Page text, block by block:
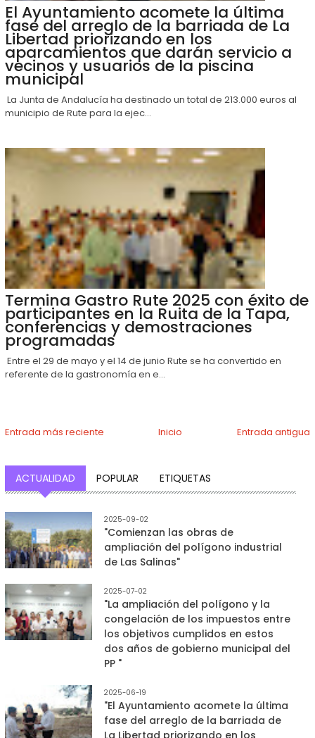
El Ayuntamiento acomete la última
fase del arreglo de la barriada de La
Libertad priorizando en los
aparcamientos que darán servicio a
vecinos y usuarios de la piscina
municipal
La Junta de Andalucía ha destinado un total de 213.000 euros al
municipio de Rute para la ejec...
Termina Gastro Rute 2025 con éxito de
participantes en la Ruita de la Tapa,
conferencias y demostraciones
programadas
Entre el 29 de mayo y el 14 de junio Rute se ha convertido en
referente de la gastronomía en e...
Entrada más reciente Entrada antigua
Inicio
ACTUALIDAD POPULAR ETIQUETAS
2025-09-02
"Comienzan las obras de
ampliación del polígono industrial
de Las Salinas"
2025-07-02
"La ampliación del polígono y la
congelación de los impuestos entre
los objetivos cumplidos en estos
dos años de gobierno municipal del
PP "
2025-06-19
"El Ayuntamiento acomete la última
fase del arreglo de la barriada de
La Libertad priorizando en los